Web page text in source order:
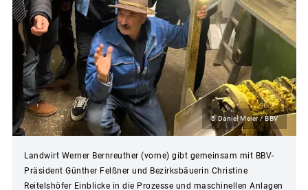
© Daniel Meier / BBV
Landwirt Werner Bernreuther (vorne) gibt gemeinsam mit BBV-
Präsident Günther Felßner und Bezirksbäuerin Christine
Reitelshöfer Einblicke in die Prozesse und maschinellen Anlagen